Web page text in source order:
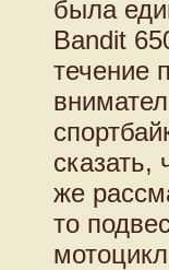
была
Bandit
течение
сказать,
же
то